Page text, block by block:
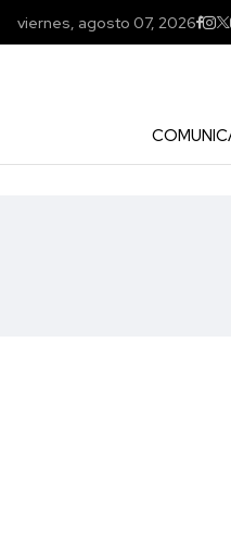
viernes, agosto 07, 2026